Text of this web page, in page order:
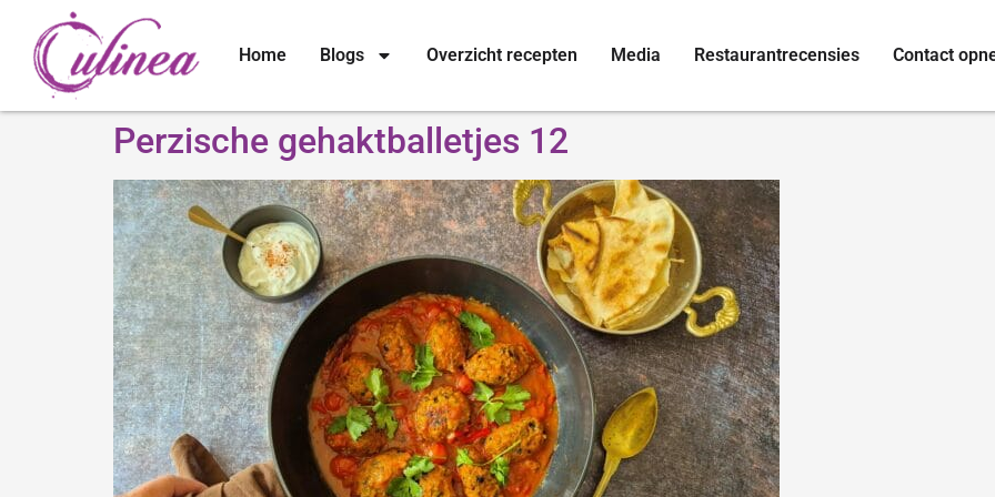
Home Blogs Overzicht recepten Media Restaurantrecensies Contact
Perzische gehaktballetjes 12